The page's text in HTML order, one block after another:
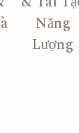
Năng
Lượng